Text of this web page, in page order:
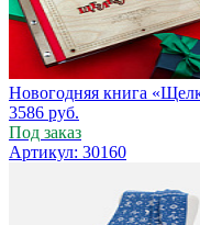
Новогодняя книга
3586 руб.
Под заказ
Артикул: 30160